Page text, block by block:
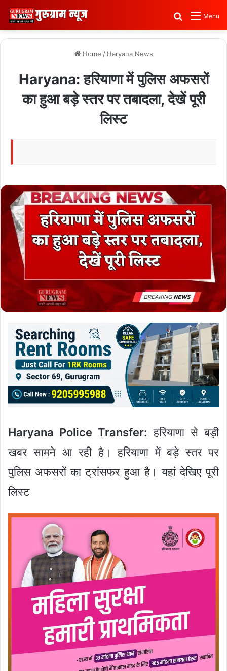
Menu
Search for
Home / Haryana News
Haryana: हरियाणा में पुलिस अफसरों
का हुआ बड़े स्तर पर तबादला, देखें पूरी
लिस्ट
Haryana Police Transfer: हरियाणा से बड़ी
खबर सामने आ रही है। हरियाणा में बड़े स्तर पर
पुलिस अफसरों का ट्रांसफर हुआ है। यहां देखिए पूरी
लिस्ट